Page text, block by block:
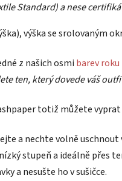
Standard) a nese
výška se srolovaným
z našich osmi barev roku
ten, který dovede váš
totiž můžete vyprat
a nechte volně
stupeň a ideálně přes
a nesušte ho v sušičce.